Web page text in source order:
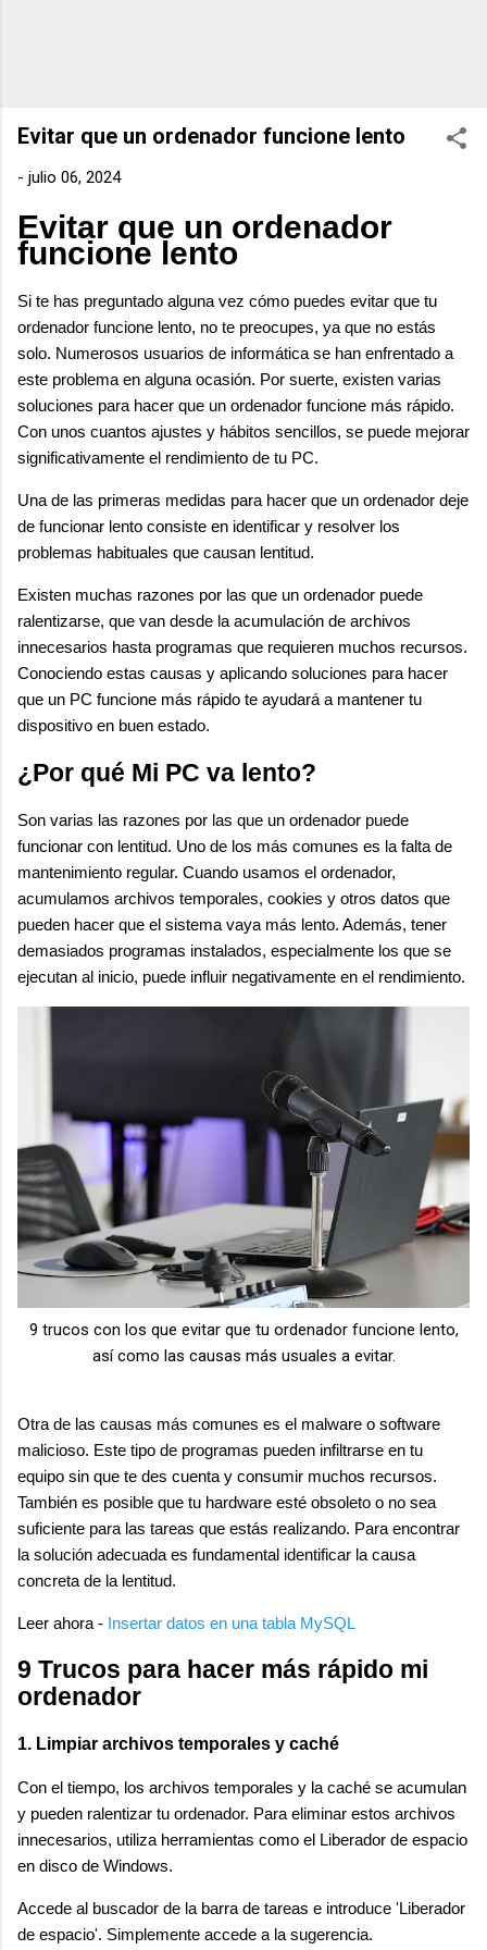
Evitar que un ordenador funcione lento
- julio 06, 2024
Evitar que un ordenador
funcione lento
Si te has preguntado alguna vez cómo puedes evitar que tu
ordenador funcione lento, no te preocupes, ya que no estás
solo. Numerosos usuarios de informática se han enfrentado a
este problema en alguna ocasión. Por suerte, existen varias
soluciones para hacer que un ordenador funcione más rápido.
Con unos cuantos ajustes y hábitos sencillos, se puede mejorar
significativamente el rendimiento de tu PC.
Una de las primeras medidas para hacer que un ordenador deje
de funcionar lento consiste en identificar y resolver los
problemas habituales que causan lentitud.
Existen muchas razones por las que un ordenador puede
ralentizarse, que van desde la acumulación de archivos
innecesarios hasta programas que requieren muchos recursos.
Conociendo estas causas y aplicando soluciones para hacer
que un PC funcione más rápido te ayudará a mantener tu
dispositivo en buen estado.
¿Por qué Mi PC va lento?
Son varias las razones por las que un ordenador puede
funcionar con lentitud. Uno de los más comunes es la falta de
mantenimiento regular. Cuando usamos el ordenador,
acumulamos archivos temporales, cookies y otros datos que
pueden hacer que el sistema vaya más lento. Además, tener
demasiados programas instalados, especialmente los que se
ejecutan al inicio, puede influir negativamente en el rendimiento.
9 trucos con los que evitar que tu ordenador funcione lento,
así como las causas más usuales a evitar.
Otra de las causas más comunes es el malware o software
malicioso. Este tipo de programas pueden infiltrarse en tu
equipo sin que te des cuenta y consumir muchos recursos.
También es posible que tu hardware esté obsoleto o no sea
suficiente para las tareas que estás realizando. Para encontrar
la solución adecuada es fundamental identificar la causa
concreta de la lentitud.
Leer ahora - Insertar datos en una tabla MySQL
9 Trucos para hacer más rápido mi
ordenador
1. Limpiar archivos temporales y caché
Con el tiempo, los archivos temporales y la caché se acumulan
y pueden ralentizar tu ordenador. Para eliminar estos archivos
innecesarios, utiliza herramientas como el Liberador de espacio
en disco de Windows.
Accede al buscador de la barra de tareas e introduce 'Liberador
de espacio'. Simplemente accede a la sugerencia.